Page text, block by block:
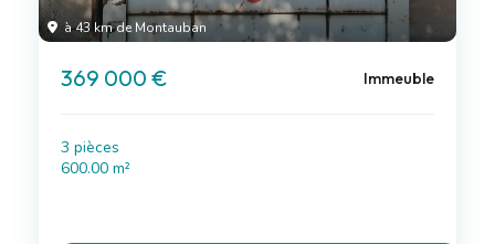
à 43 km de Montauban
369 000 € Immeuble
3 pièces
600.00 m²